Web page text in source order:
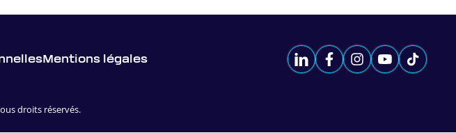
Mentions légales
droits réservés.